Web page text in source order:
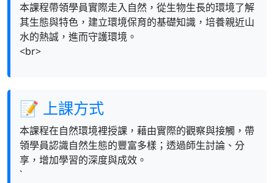
本課程帶領學員實際走入自然，從生物生長的環境了解
其生態與特色，建立環境保育的基礎知識，培養親近山
水的熱誠，進而守護環境。
<br>
📝 上課方式
本課程在自然環境裡授課，藉由實際的觀察與接觸，帶
領學員認識自然生態的豐富多樣；透過師生討論、分
享，增加學習的深度與成效。
`